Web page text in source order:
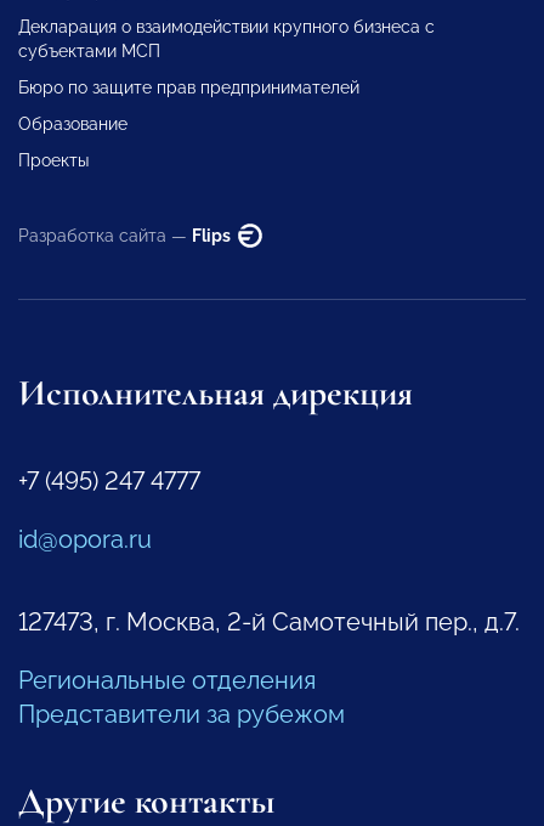
Декларация о взаимодействии крупного бизнеса с
субъектами МСП
Бюро по защите прав предпринимателей
Образование
Проекты
Разработка сайта — Flips
Исполнительная дирекция
+7 (495) 247 4777
id@opora.ru
127473, г. Москва, 2-й Самотечный пер., д.7.
Региональные отделения
Представители за рубежом
Другие контакты